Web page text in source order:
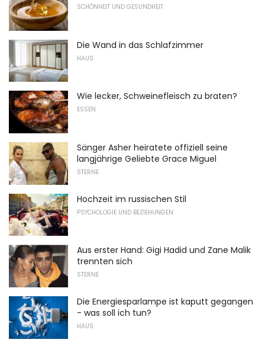
SCHÖNHEIT UND GESUNDHEIT
Die Wand in das Schlafzimmer
HAUS
Wie lecker, Schweinefleisch zu braten?
ESSEN
Sänger Asher heiratete offiziell seine
langjährige Geliebte Grace Miguel
STERNE
Hochzeit im russischen Stil
PSYCHOLOGIE UND BEZIEHUNGEN
Aus erster Hand: Gigi Hadid und Zane Malik
trennten sich
STERNE
Die Energiesparlampe ist kaputt gegangen
- was soll ich tun?
HAUS